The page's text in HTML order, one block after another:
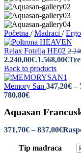
Početna / Madraci /
Relax Fotelja HE02
2.240,00€.1.568,00€
Back to products
Memory San 347,20€ –
780,80€
Aquasan
371,70€ – 837,00€
Tip madraca